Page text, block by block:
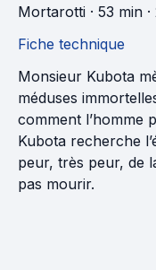
Mortarotti · 53 min
Fiche technique
Monsieur Kubota
méduses
comment
Kubota recherche
peur, très peur, de
pas mourir.